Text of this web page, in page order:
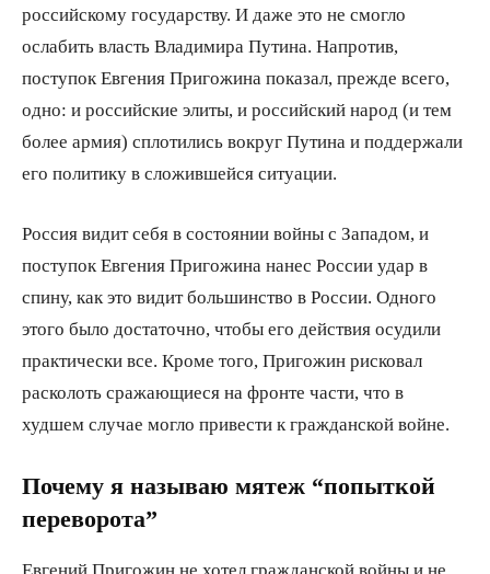
российскому государству. И даже это не смогло
ослабить власть Владимира Путина. Напротив,
поступок Евгения Пригожина показал, прежде всего,
одно: и российские элиты, и российский народ (и тем
более армия) сплотились вокруг Путина и поддержали
его политику в сложившейся ситуации.
Россия видит себя в состоянии войны с Западом, и
поступок Евгения Пригожина нанес России удар в
спину, как это видит большинство в России. Одного
этого было достаточно, чтобы его действия осудили
практически все. Кроме того, Пригожин рисковал
расколоть сражающиеся на фронте части, что в
худшем случае могло привести к гражданской войне.
Почему я называю мятеж “попыткой
переворота”
Евгений Пригожин не хотел гражданской войны и не